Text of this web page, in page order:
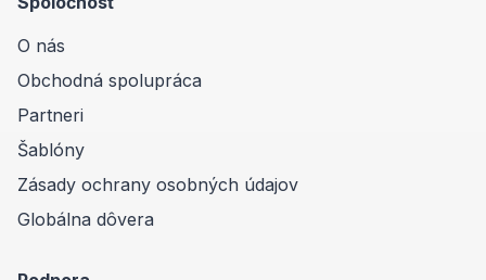
O nás
Obchodná spolupráca
Partneri
Šablóny
Zásady ochrany osobných údajov
Globálna dôvera